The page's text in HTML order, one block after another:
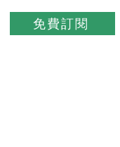
免費訂閱